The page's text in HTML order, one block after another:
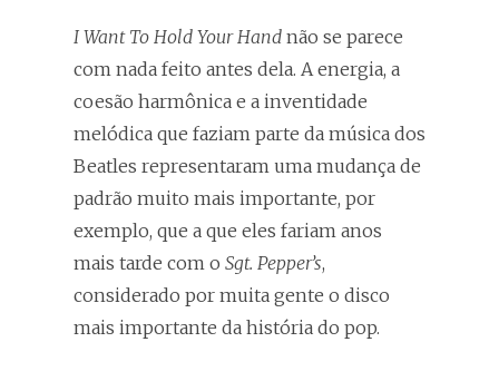
I Want To Hold Your Hand não se parece
com nada feito antes dela. A energia, a
coesão harmônica e a inventidade
melódica que faziam parte da música dos
Beatles representaram uma mudança de
padrão muito mais importante, por
exemplo, que a que eles fariam anos
mais tarde com o Sgt. Pepper’s,
considerado por muita gente o disco
mais importante da história do pop.